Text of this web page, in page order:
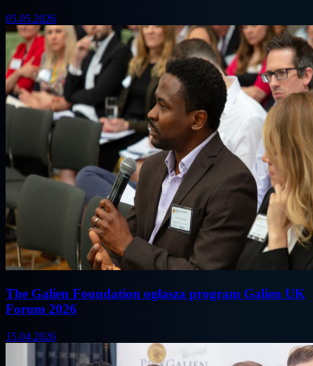
05.05.2026
The Galien Foundation ogłasza program Galien UK
Forum 2026
15.04.2026